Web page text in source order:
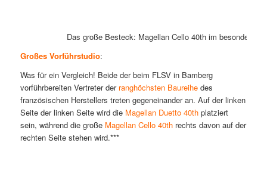
Das große Besteck: Magellan Cello 40th im besonders
Großes Vorführstudio:
Was für ein Vergleich! Beide der beim FLSV in Bamberg
vorführbereiten Vertreter der ranghöchsten Baureihedes
französischen Herstellers treten gegeneinander an. Auf der linken
Seite der linken Seite wird die Magellan Duetto 40thplatziert
sein, während die große Magellan Cello 40threchts davon auf der
rechten Seite stehen wird.***